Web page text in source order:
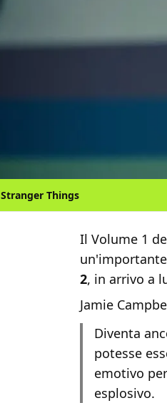
Stranger Things
Il Volume 1
2, in arrivo a
Jamie
Diventa
potesse
emotivo
esplosivo.